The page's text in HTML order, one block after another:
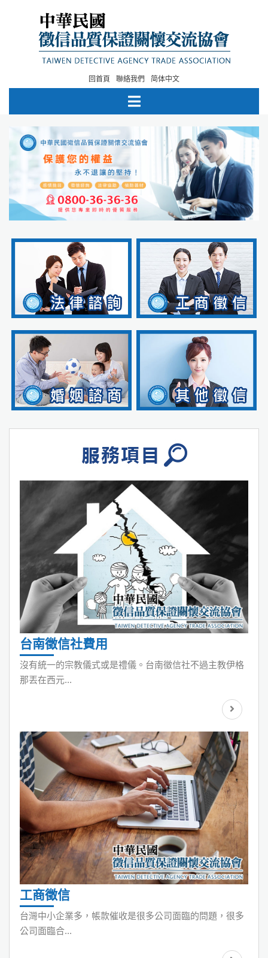
回首頁 聯絡我們 简体中文
台南徵信社費用
沒有統一的宗教儀式或是禮儀。台南徵信社不過主教伊格
那丟在西元...
工商徵信
台灣中小企業多，帳款催收是很多公司面臨的問題，很多
公司面臨合...